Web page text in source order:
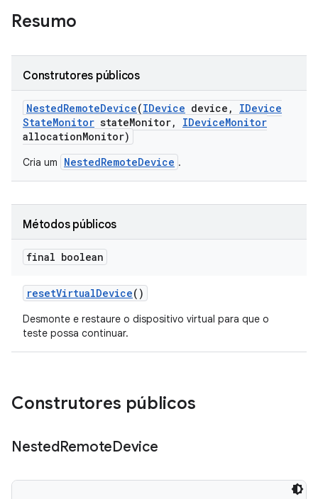
Resumo
Construtores públicos
NestedRemoteDevice(IDevice device ,
IDevice
StateMonitor stateMonitor, IDeviceMonitor
allocationMonitor)
Cria um NestedRemoteDevice .
Métodos públicos
final boolean
resetVirtualDevice()
Desmonte e restaure o dispositivo virtual para que o
teste possa continuar.
Construtores públicos
NestedRemoteDevice